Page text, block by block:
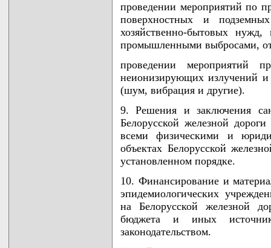
проведении мероприятий по
поверхностных и
хозяйственно-бытовых
промышленными выбросами,
проведении мероприятий
неионизирующих излучений и
(шум, вибрация и другие).
9. Решения и заключения
Белорусской железной
всеми физическими и
объектах Белорусской
установленном порядке.
10. Финансирование и
эпидемиологических
на Белорусской железной
бюджета и иных
законодательством.